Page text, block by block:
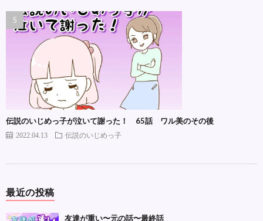
伝説のいじめっ子が泣いて謝った！ 65話 ワル美のその後
2022.04.13 伝説のいじめっ子
最近の投稿
友達が重い〜元の話〜最終話